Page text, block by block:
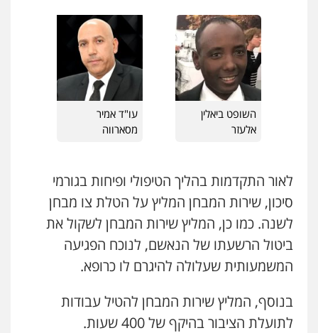
עו"ד אלון קריטי
פלילי כלכלי סמים מעצרים
0525544654
עו"ד דפנה לביא
עו"ד זוהר ארבל
פלילי פשיעה חמורה מעצרים וחקירות
קטינים
0538788878
עו"ד אסף דוק
חמורה חקירות ומעצרים צווארון לבן והונאה
השופט ביאלין
אלעזר
עו"ד אמיר
מסארווה
לאור התקדמות בהליך הטיפולי ופיחות בגורמי
סיכון, שירות המבחן המליץ על הטלת צו מבחן
לשנה. כמו כן, המליץ שירות המבחן לשקול את
ביטול הרשעתו של הנאשם, לנוכח הפגיעה
המשמעותית שעלולה להיגרם לו כרופא.
בנוסף, המליץ שירות המבחן להטיל עבודות
לתועלת הציבור בהיקף של 400 שעות.
עו"ד רונן בנדל
משפט פלילי פשיעה חמורה פלילי
0524282442
כבריאן, מזר – משרד עורכי דין
פלילי מעצרים וחקירות
עו"ד בועז קניג
פלילי משפחה כלכלי צבאי
0507003001
מנשה, אלמוג – עורכי דין
0546470989